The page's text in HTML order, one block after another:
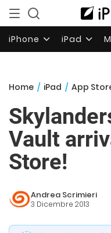
iPhone iPad
Home / iPad / App
Vault
Store!
Andrea Scrimieri
3 Dicembre 2013